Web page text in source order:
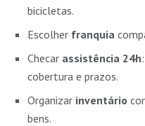
bicicletas.
Escolher franquia
Checar assistência 24h
cobertura e prazos.
Organizar inventário
bens.